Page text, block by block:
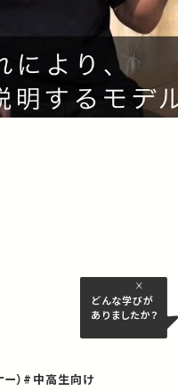
どんな学びが
ありましたか？
） #中高生向け